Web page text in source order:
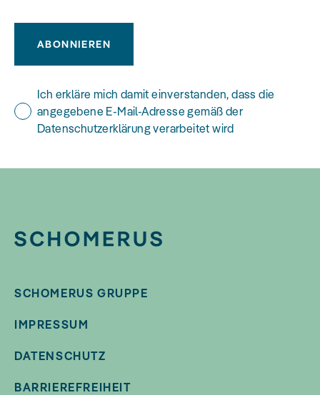
ABONNIEREN
Ich erkläre mich damit einverstanden, dass die
angegebene E-Mail-Adresse gemäß der
Datenschutzerklärung verarbeitet wird
SCHOMERUS GRUPPE
IMPRESSUM
DATENSCHUTZ
BARRIEREFREIHEIT